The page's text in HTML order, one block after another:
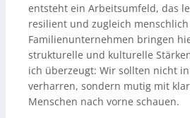
entsteht ein Arbeitsumfeld, das
resilient und zugleich
Familienunternehmen bringen
strukturelle und kulturelle
ich überzeugt: Wir sollten nicht
verharren, sondern mutig mit
Menschen nach vorne schauen.